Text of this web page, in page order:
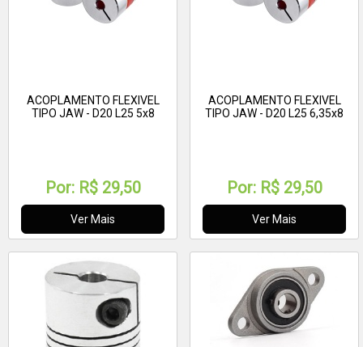
ACOPLAMENTO FLEXIVEL
TIPO JAW - D20 L25 5x8
Por: R$ 29,50
Ver Mais
ACOPLAMENTO FLEXIVEL
TIPO JAW - D20 L25 6,35x8
Por: R$ 29,50
Ver Mais